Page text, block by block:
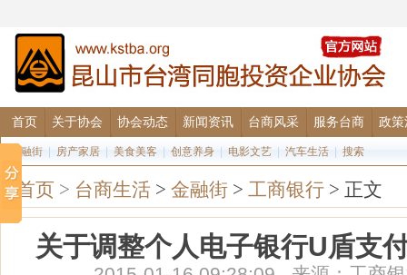
首页 关于协会 协会动态 新闻资讯 台商风采 服务台商 政策
金融街 房产家居 美食美客 创意养身 电影文艺 汽车生活 搜索
首页 > 台商生活 > 金融街 > 工商银行 > 正文
关于调整个人电子银行U盾支